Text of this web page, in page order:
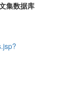
集数据库